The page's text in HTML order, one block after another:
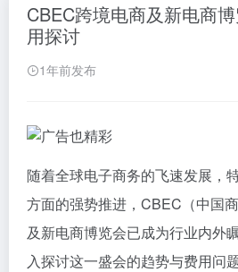
CBEC跨境电商及新电商
用探讨
1年前发布
随着全球电子商务的飞速发展，
方面的强势推进，CBEC（中国
及新电商博览会已成为行业内外
入探讨这一盛会的趋势与费用问